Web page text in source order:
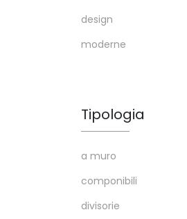
design
moderne
Tipologia
a muro
componibili
divisorie